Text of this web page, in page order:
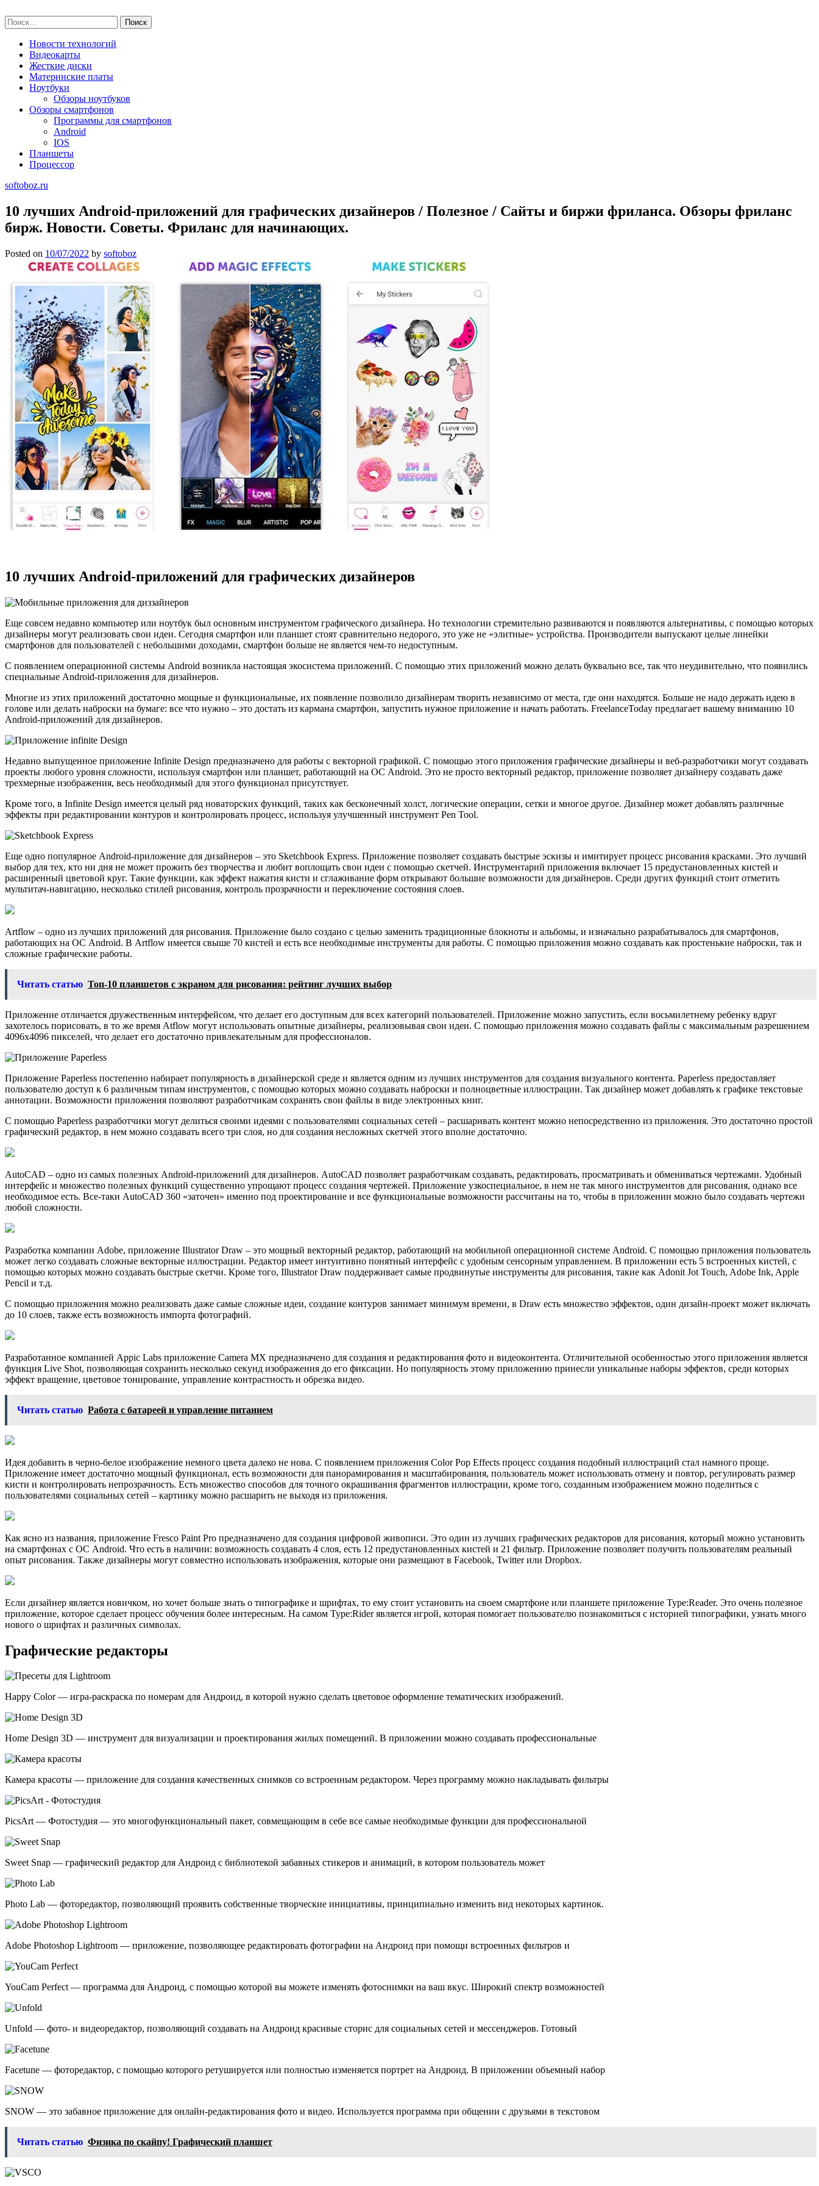
to
content
Найти:
Новости технологий
Видеокарты
Жесткие диски
Материнские платы
Ноутбуки
Обзоры ноутбуков
Обзоры смартфонов
Программы для смартфонов
Android
IOS
Планшеты
Процессор
softoboz.ru
10 лучших Android-приложений для графических дизайнеров / Полезное / Сайты и биржи фриланса. Обзоры фриланс
бирж. Новости. Советы. Фриланс для начинающих.
Posted on 10/07/2022 by softoboz
10 лучших Android-приложений для графических дизайнеров
Еще совсем недавно компьютер или ноутбук был основным инструментом графического дизайнера. Но технологии стремительно развиваются и появляются альтернативы, с помощью которых
дизайнеры могут реализовать свои идеи. Сегодня смартфон или планшет стоят сравнительно недорого, это уже не «элитные» устройства. Производители выпускают целые линейки
смартфонов для пользователей с небольшими доходами, смартфон больше не является чем-то недоступным.
С появлением операционной системы Android возникла настоящая экосистема приложений. С помощью этих приложений можно делать буквально все, так что неудивительно, что появились
специальные Android-приложения для дизайнеров.
Многие из этих приложений достаточно мощные и функциональные, их появление позволило дизайнерам творить независимо от места, где они находятся. Больше не надо держать идею в
голове или делать наброски на бумаге: все что нужно – это достать из кармана смартфон, запустить нужное приложение и начать работать. FreelanceToday предлагает вашему вниманию 10
Android-приложений для дизайнеров.
Недавно выпущенное приложение Infinite Design предназначено для работы с векторной графикой. С помощью этого приложения графические дизайнеры и веб-разработчики могут создавать
проекты любого уровня сложности, используя смартфон или планшет, работающий на ОС Android. Это не просто векторный редактор, приложение позволяет дизайнеру создавать даже
трехмерные изображения, весь необходимый для этого функционал присутствует.
Кроме того, в Infinite Design имеется целый ряд новаторских функций, таких как бесконечный холст, логические операции, сетки и многое другое. Дизайнер может добавлять различные
эффекты при редактировании контуров и контролировать процесс, используя улучшенный инструмент Pen Tool.
Еще одно популярное Android-приложение для дизайнеров – это Sketchbook Express. Приложение позволяет создавать быстрые эскизы и имитирует процесс рисования красками. Это лучший
выбор для тех, кто ни дня не может прожить без творчества и любит воплощать свои идеи с помощью скетчей. Инструментарий приложения включает 15 предустановленных кистей и
расширенный цветовой круг. Такие функции, как эффект нажатия кисти и сглаживание форм открывают большие возможности для дизайнеров. Среди других функций стоит отметить
мультитач-навигацию, несколько стилей рисования, контроль прозрачности и переключение состояния слоев.
Artflow – одно из лучших приложений для рисования. Приложение было создано с целью заменить традиционные блокноты и альбомы, и изначально разрабатывалось для смартфонов,
работающих на ОС Android. В Artflow имеется свыше 70 кистей и есть все необходимые инструменты для работы. С помощью приложения можно создавать как простенькие наброски, так и
сложные графические работы.
Читать статью Топ-10 планшетов с экраном для рисования: рейтинг лучших выбор
Приложение отличается дружественным интерфейсом, что делает его доступным для всех категорий пользователей. Приложение можно запустить, если восьмилетнему ребенку вдруг
захотелось порисовать, в то же время Atflow могут использовать опытные дизайнеры, реализовывая свои идеи. С помощью приложения можно создавать файлы с максимальным разрешением
4096х4096 пикселей, что делает его достаточно привлекательным для профессионалов.
Приложение Paperless постепенно набирает популярность в дизайнерской среде и является одним из лучших инструментов для создания визуального контента. Paperless предоставляет
пользователю доступ к 6 различным типам инструментов, с помощью которых можно создавать наброски и полноцветные иллюстрации. Так дизайнер может добавлять к графике текстовые
аннотации. Возможности приложения позволяют разработчикам сохранять свои файлы в виде электронных книг.
С помощью Paperless разработчики могут делиться своими идеями с пользователями социальных сетей – расшаривать контент можно непосредственно из приложения. Это достаточно простой
графический редактор, в нем можно создавать всего три слоя, но для создания несложных скетчей этого вполне достаточно.
AutoCAD – одно из самых полезных Android-приложений для дизайнеров. AutoCAD позволяет разработчикам создавать, редактировать, просматривать и обмениваться чертежами. Удобный
интерфейс и множество полезных функций существенно упрощают процесс создания чертежей. Приложение узкоспециальное, в нем не так много инструментов для рисования, однако все
необходимое есть. Все-таки AutoCAD 360 «заточен» именно под проектирование и все функциональные возможности рассчитаны на то, чтобы в приложении можно было создавать чертежи
любой сложности.
Разработка компании Adobe, приложение Illustrator Draw – это мощный векторный редактор, работающий на мобильной операционной системе Android. С помощью приложения пользователь
может легко создавать сложные векторные иллюстрации. Редактор имеет интуитивно понятный интерфейс с удобным сенсорным управлением. В приложении есть 5 встроенных кистей, с
помощью которых можно создавать быстрые скетчи. Кроме того, Illustrator Draw поддерживает самые продвинутые инструменты для рисования, такие как Adonit Jot Touch, Adobe Ink, Apple
Pencil и т.д.
С помощью приложения можно реализовать даже самые сложные идеи, создание контуров занимает минимум времени, в Draw есть множество эффектов, один дизайн-проект может включать
до 10 слоев, также есть возможность импорта фотографий.
Разработанное компанией Appic Labs приложение Camera MX предназначено для создания и редактирования фото и видеоконтента. Отличительной особенностью этого приложения является
функция Live Shot, позволяющая сохранить несколько секунд изображения до его фиксации. Но популярность этому приложению принесли уникальные наборы эффектов, среди которых
эффект вращение, цветовое тонирование, управление контрастность и обрезка видео.
Читать статью Работа с батареей и управление питанием
Идея добавить в черно-белое изображение немного цвета далеко не нова. С появлением приложения Color Pop Effects процесс создания подобный иллюстраций стал намного проще.
Приложение имеет достаточно мощный функционал, есть возможности для панорамирования и масштабирования, пользователь может использовать отмену и повтор, регулировать размер
кисти и контролировать непрозрачность. Есть множество способов для точного окрашивания фрагментов иллюстрации, кроме того, созданным изображением можно поделиться с
пользователями социальных сетей – картинку можно расшарить не выходя из приложения.
Как ясно из названия, приложение Fresco Paint Pro предназначено для создания цифровой живописи. Это один из лучших графических редакторов для рисования, который можно установить
на смартфонах с ОС Android. Что есть в наличии: возможность создавать 4 слоя, есть 12 предустановленных кистей и 21 фильтр. Приложение позволяет получить пользователям реальный
опыт рисования. Также дизайнеры могут совместно использовать изображения, которые они размещают в Facebook, Twitter или Dropbox.
Если дизайнер является новичком, но хочет больше знать о типографике и шрифтах, то ему стоит установить на своем смартфоне или планшете приложение Type:Reader. Это очень полезное
приложение, которое сделает процесс обучения более интересным. На самом Type:Rider является игрой, которая помогает пользователю познакомиться с историей типографики, узнать много
нового о шрифтах и различных символах.
Графические редакторы
Happy Color — игра-раскраска по номерам для Андроид, в которой нужно сделать цветовое оформление тематических изображений.
Home Design 3D — инструмент для визуализации и проектирования жилых помещений. В приложении можно создавать профессиональные
Камера красоты — приложение для создания качественных снимков со встроенным редактором. Через программу можно накладывать фильтры
PicsArt — Фотостудия — это многофункциональный пакет, совмещающим в себе все самые необходимые функции для профессиональной
Sweet Snap — графический редактор для Андроид с библиотекой забавных стикеров и анимаций, в котором пользователь может
Photo Lab — фоторедактор, позволяющий проявить собственные творческие инициативы, принципиально изменить вид некоторых картинок.
Adobe Photoshop Lightroom — приложение, позволяющее редактировать фотографии на Андроид при помощи встроенных фильтров и
YouCam Perfect — программа для Андроид, с помощью которой вы можете изменять фотоснимки на ваш вкус. Широкий спектр возможностей
Unfold — фото- и видеоредактор, позволяющий создавать на Андроид красивые сторис для социальных сетей и мессенджеров. Готовый
Facetune — фоторедактор, с помощью которого ретушируется или полностью изменяется портрет на Андроид. В приложении объемный набор
SNOW — это забавное приложение для онлайн-редактирования фото и видео. Используется программа при общении с друзьями в текстовом
Читать статью Физика по скайпу! Графический планшет